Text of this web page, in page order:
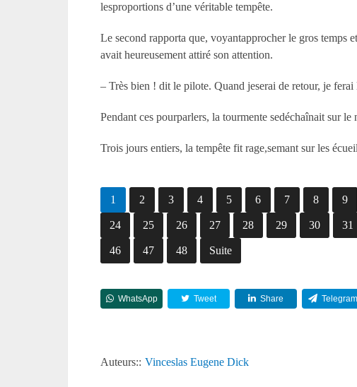
lesproportions d’une véritable tempête.
Le second rapporta que, voyantapprocher le gros temps
avait heureusement attiré son attention.
– Très bien ! dit le pilote. Quand jeserai de retour, je ferai
Pendant ces pourparlers, la tourmente sedéchaînait sur
Trois jours entiers, la tempête fit rage,semant sur les
1 2 3 4 5 6 7 8 9
24 25 26 27 28 29 30 31
46 47 48 Suite
WhatsApp Tweet Share Telegram
Auteurs:: Vinceslas Eugene Dick